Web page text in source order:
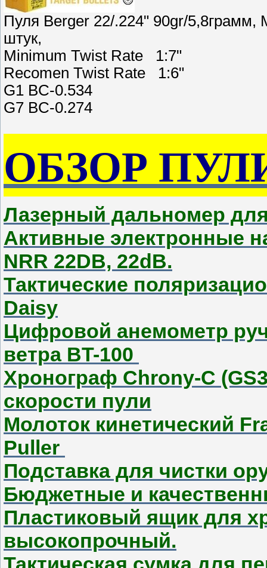
Пуля Berger 22/.224" 90gr/5,8грамм,
штук,
Minimum Twist Rate 1:7"
Recomen Twist Rate 1:6"
G1 BC-0.534
G7 BC-0.274
ОБЗОР
Лазерный дальномер
Активные электронные
NRR 22DB, 22dB.
Тактические
Daisy
Цифровой анемометр
ветра BT-100
Хронограф Chrony-C
скорости пули
Молоток кинетический
Puller
Подставка для чистки
Бюджетные и
Пластиковый ящик для
высокопрочный.